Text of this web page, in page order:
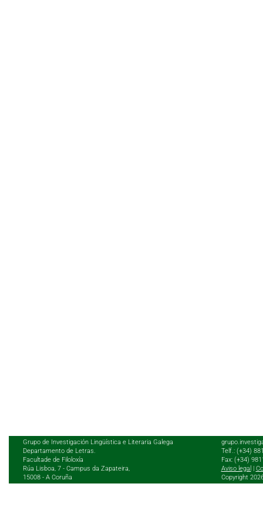
Grupo de Investigación Lingüística e Literaria Galega
Departamento de Letras.
Facultade de Filoloxía
Rúa Lisboa, 7 - Campus da Zapateira,
15008 - A Coruña
Telf.: (+34)
Fax: (+34)
Aviso legal
Copyright